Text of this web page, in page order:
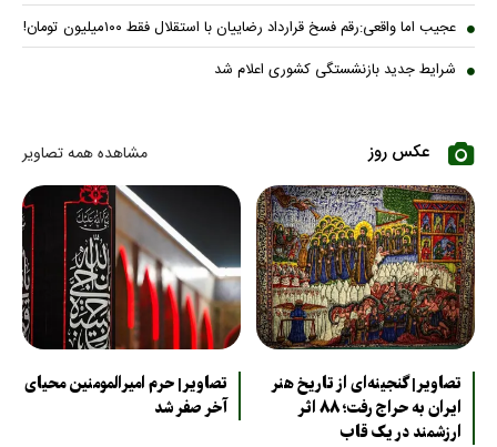
عجیب اما واقعی:رقم فسخ قرارداد رضاییان با استقلال فقط ۱۰۰میلیون تومان!
شرایط جدید بازنشستگی کشوری اعلام شد
عکس روز مشاهده همه تصاویر
تصاویر| گنجینه‌ای از تاریخ هنر
ایران به حراج رفت؛ ۸۸ اثر
ارزشمند در یک قاب
تصاویر| حرم امیرالمومنین محیای
آخر صفر شد